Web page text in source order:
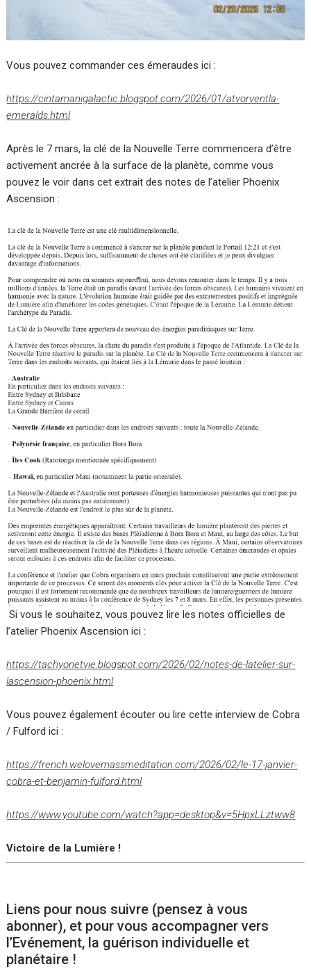
Vous pouvez commander ces émeraudes ici :
https://cintamanigalactic.blogspot.com/2026/01/atvorventla-
emeralds.html
Après le 7 mars, la clé de la Nouvelle Terre commencera d’être
activement ancrée à la surface de la planète, comme vous
pouvez le voir dans cet extrait des notes de l’atelier Phoenix
Ascension :
Si vous le souhaitez, vous pouvez lire les notes officielles de
l’atelier Phoenix Ascension ici :
https://tachyonetvie.blogspot.com/2026/02/notes-de-latelier-sur-
lascension-phoenix.html
Vous pouvez également écouter ou lire cette interview de Cobra
/ Fulford ici :
https://french.welovemassmeditation.com/2026/02/le-17-janvier-
cobra-et-benjamin-fulford.html
https://www.youtube.com/watch?app=desktop&v=5HpxLLztww8
Victoire de la Lumière !
Liens pour nous suivre (pensez à vous
abonner), et pour vous accompagner vers
l’Evénement, la guérison individuelle et
planétaire !